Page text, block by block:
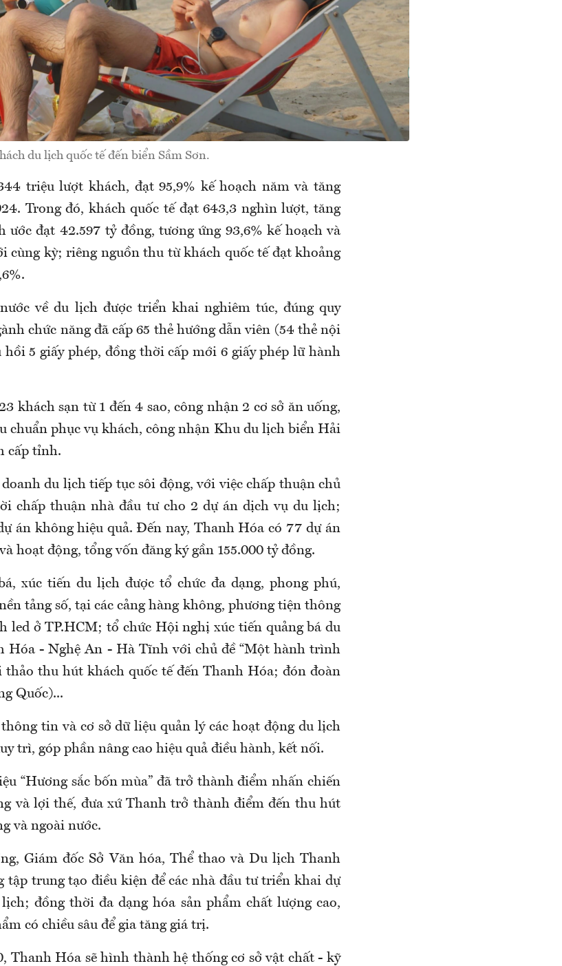
du lịch quốc tế đến biển Sầm Sơn.
triệu lượt khách, đạt 95,9% kế hoạch năm và tăng
Trong đó, khách quốc tế đạt 643,3 nghìn lượt, tăng
ước đạt 42.597 tỷ đồng, tương ứng 93,6% kế hoạch và
cùng kỳ; riêng nguồn thu từ khách quốc tế đạt khoảng
về du lịch được triển khai nghiêm túc, đúng quy
chức năng đã cấp 65 thẻ hướng dẫn viên (54 thẻ nội
hồi 5 giấy phép, đồng thời cấp mới 6 giấy phép lữ hành
khách sạn từ 1 đến 4 sao, công nhận 2 cơ sở ăn uống,
chuẩn phục vụ khách, công nhận Khu du lịch biển Hải
cấp tỉnh.
du lịch tiếp tục sôi động, với việc chấp thuận chủ
chấp thuận nhà đầu tư cho 2 dự án dịch vụ du lịch;
án không hiệu quả. Đến nay, Thanh Hóa có 77 dự án
hoạt động, tổng vốn đăng ký gần 155.000 tỷ đồng.
xúc tiến du lịch được tổ chức đa dạng, phong phú,
tảng số, tại các cảng hàng không, phương tiện thông
led ở TP.HCM; tổ chức Hội nghị xúc tiến quảng bá du
Hóa - Nghệ An - Hà Tĩnh với chủ đề “Một hành trình
thảo thu hút khách quốc tế đến Thanh Hóa; đón đoàn
Quốc)...
tin và cơ sở dữ liệu quản lý các hoạt động du lịch
trì, góp phần nâng cao hiệu quả điều hành, kết nối.
“Hương sắc bốn mùa” đã trở thành điểm nhấn chiến
và lợi thế, đưa xứ Thanh trở thành điểm đến thu hút
và ngoài nước.
Giám đốc Sở Văn hóa, Thể thao và Du lịch Thanh
tập trung tạo điều kiện để các nhà đầu tư triển khai dự
đồng thời đa dạng hóa sản phẩm chất lượng cao,
có chiều sâu để gia tăng giá trị.
Thanh Hóa sẽ hình thành hệ thống cơ sở vật chất - kỹ